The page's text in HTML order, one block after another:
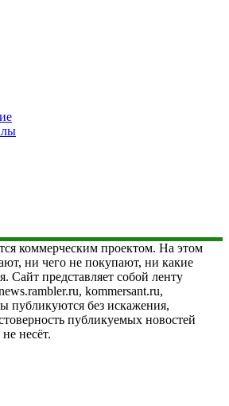
коммерческим проектом. На этом
ни чего не покупают, ни какие
Сайт представляет собой ленту
kommersant.ru,
публикуются без искажения,
публикуемых новостей
несёт.